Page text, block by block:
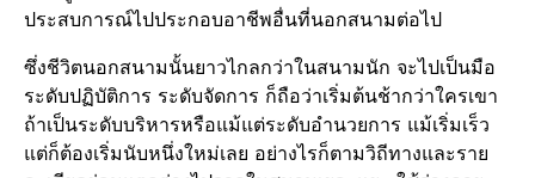
ประสบการณ์ไปประกอบอาชีพอื่นที่นอกสนามต่อไป
ซึ่งชีวิตนอกสนามนั้นยาวไกลกว่าในสนามนัก จะไปเป็นมือ
ระดับปฏิบัติการ ระดับจัดการ ก็ถือว่าเริ่มต้นช้ากว่าใครเขา
ถ้าเป็นระดับบริหารหรือแม้แต่ระดับอำนวยการ แม้เริ่มเร็ว
แต่ก็ต้องเริ่มนับหนึ่งใหม่เลย อย่างไรก็ตามวิถีทางและราย